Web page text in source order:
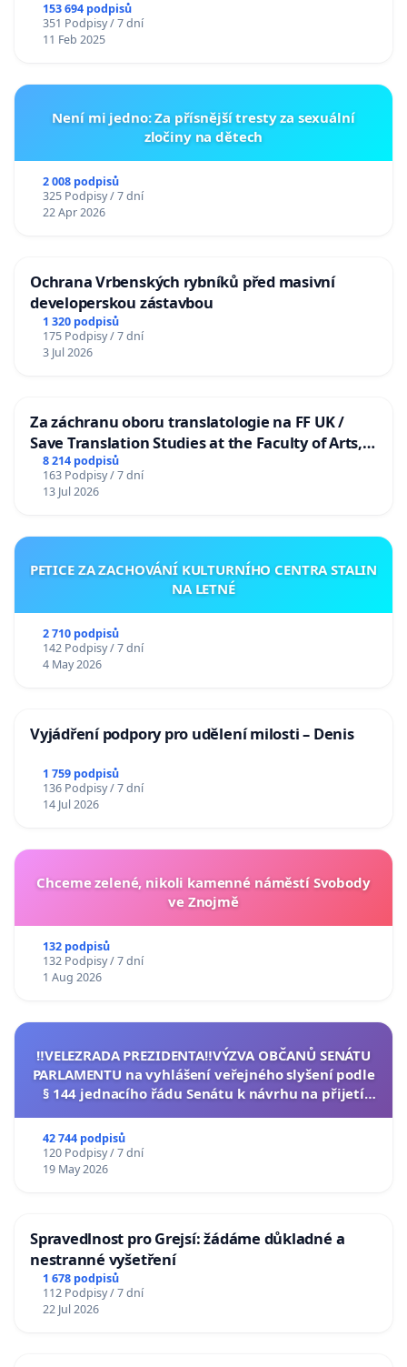
153 694 podpisů
351 Podpisy / 7 dní
11 Feb 2025
Není mi jedno: Za přísnější tresty za sexuální
zločiny na dětech
2 008 podpisů
325 Podpisy / 7 dní
22 Apr 2026
Ochrana Vrbenských rybníků před masivní
developerskou zástavbou
1 320 podpisů
175 Podpisy / 7 dní
3 Jul 2026
Za záchranu oboru translatologie na FF UK /
Save Translation Studies at the Faculty of Arts,
Charles University
8 214 podpisů
163 Podpisy / 7 dní
13 Jul 2026
PETICE ZA ZACHOVÁNÍ KULTURNÍHO CENTRA STALIN
NA LETNÉ
2 710 podpisů
142 Podpisy / 7 dní
4 May 2026
Vyjádření podpory pro udělení milosti – Denis
1 759 podpisů
136 Podpisy / 7 dní
14 Jul 2026
Chceme zelené, nikoli kamenné náměstí Svobody
ve Znojmě
132 podpisů
132 Podpisy / 7 dní
1 Aug 2026
‼️VELEZRADA PREZIDENTA‼️VÝZVA OBČANŮ SENÁTU
PARLAMENTU na vyhlášení veřejného slyšení podle
§ 144 jednacího řádu Senátu k návrhu na přijetí
42 744 podpisů
120 Podpisy / 7 dní
19 May 2026
Spravedlnost pro Grejsí: žádáme důkladné a
nestranné vyšetření
1 678 podpisů
112 Podpisy / 7 dní
22 Jul 2026